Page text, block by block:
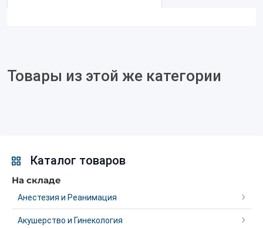
Товары из этой же категории
Каталог товаров
На складе
Анестезия и Реанимация
Акушерство и Гинекология